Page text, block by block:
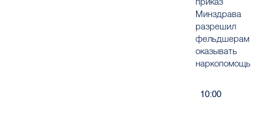
Минздрава
разрешил
фельдшерам
оказывать
наркопомощь
10:00